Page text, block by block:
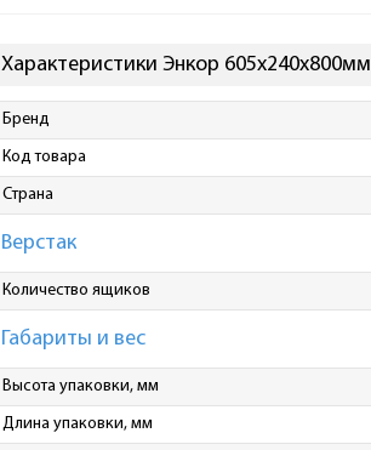
Характеристики Энкор 605х240х800мм
Бренд
Код товара
Страна
Верстак
Количество ящиков
Габариты и вес
Высота упаковки, мм
Длина упаковки, мм